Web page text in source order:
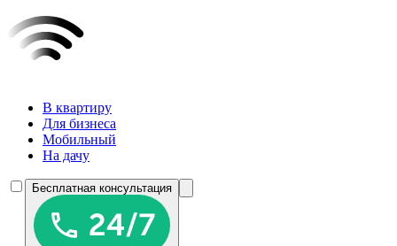
В квартиру
Для бизнеса
Мобильный
На дачу
Бесплатная консультация